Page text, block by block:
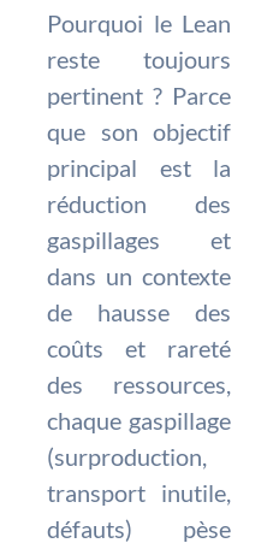
Pourquoi le Lean
reste toujours
pertinent ? Parce
que son objectif
principal est la
réduction des
gaspillages et
dans un contexte
de hausse des
coûts et rareté
des ressources,
chaque gaspillage
(surproduction,
transport inutile,
défauts) pèse